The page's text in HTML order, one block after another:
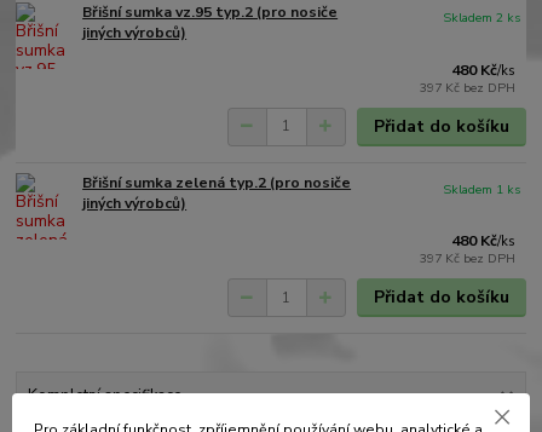
Břišní sumka vz.95 typ.2 (pro nosiče
jiných výrobců)
480 Kč/ks
397 Kč bez DPH
Skladem 2 ks
Přidat do košíku
Břišní sumka zelená typ.2 (pro nosiče
jiných výrobců)
480 Kč/ks
397 Kč bez DPH
Skladem 1 ks
Přidat do košíku
Kompletní specifikace